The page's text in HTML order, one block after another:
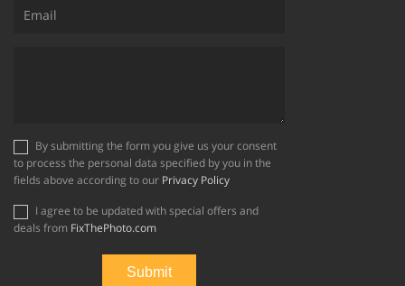
to process the personal data specified by you in the
fields above according to our Privacy Policy
deals from FixThePhoto.com